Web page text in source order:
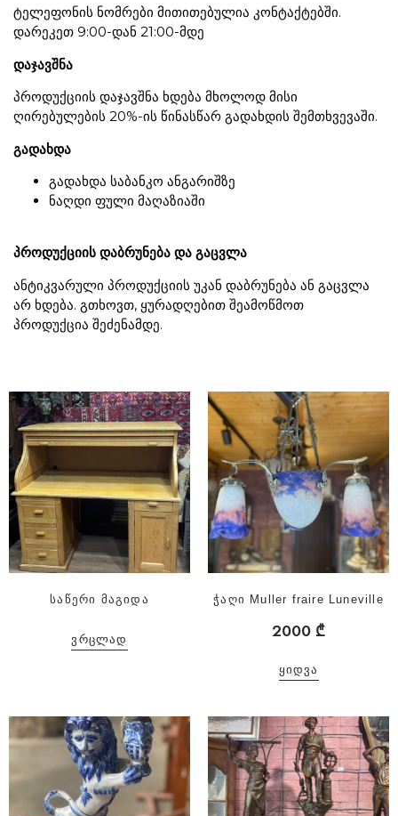
ტელეფონის ნომრები მითითებულია კონტაქტებში.
დარეკეთ 9:00-დან 21:00-მდე
დაჯავშნა
პროდუქციის დაჯავშნა ხდება მხოლოდ მისი
ღირებულების 20%-ის წინასწარ გადახდის შემთხვევაში.
გადახდა
გადახდა საბანკო ანგარიშზე
ნაღდი ფული მაღაზიაში
პროდუქციის დაბრუნება და გაცვლა
ანტიკვარული პროდუქციის უკან დაბრუნება ან გაცვლა
არ ხდება. გთხოვთ, ყურადღებით შეამოწმოთ
პროდუქცია შეძენამდე.
საწერი მაგიდა
ᲕᲠᲪᲚᲐᲓ
ჭაღი Muller fraire Luneville
2000 ₾
ᲧᲘᲓᲕᲐ